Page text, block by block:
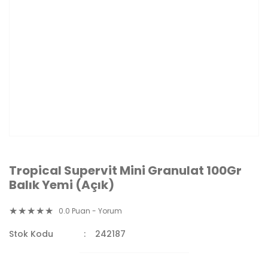
Tropical Supervit Mini Granulat 100Gr
Balık Yemi (Açık)
0.0 Puan - Yorum
Stok Kodu 242187